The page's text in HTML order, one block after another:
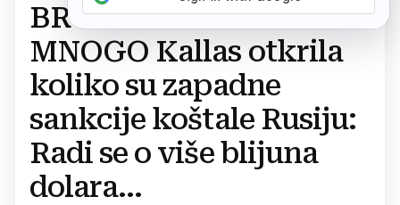
BROJKE GOVORE
MNOGO Kallas otkrila
koliko su zapadne
sankcije koštale Rusiju:
Radi se o više blijuna
dolara...